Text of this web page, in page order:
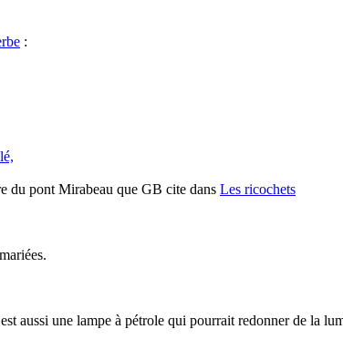
:
du pont Mirabeau que GB cite dans Les ricochets
aussi une lampe à pétrole qui pourrait redonner de la